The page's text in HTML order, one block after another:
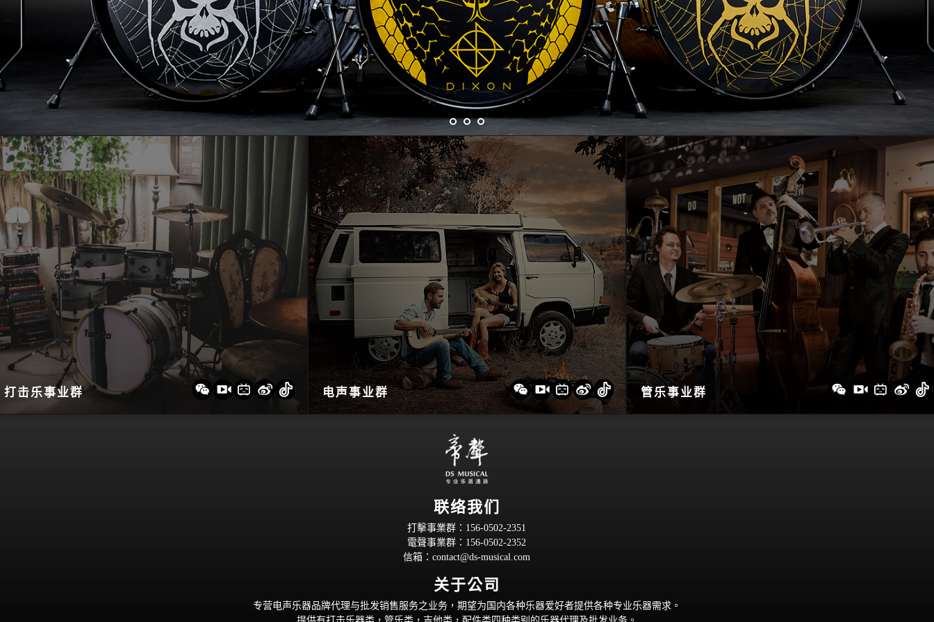
打击乐事业群 电声事业群 管乐事业群
联络我们
打擊事業群：156-0502-2351
電聲事業群：156-0502-2352
信箱：contact@ds-musical.com
关于公司
专营电声乐器品牌代理与批发销售服务之业务，期望为国内各种乐器爱好者提供各种专业乐器需求。